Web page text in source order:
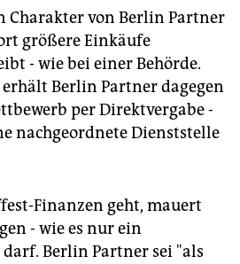
Charakter von Berlin Partner
größere Einkäufe
- wie bei einer Behörde.
erhält Berlin Partner dagegen
per Direktvergabe -
nachgeordnete Dienststelle
Finanzen geht, mauert
- wie es nur ein
Berlin Partner sei "als